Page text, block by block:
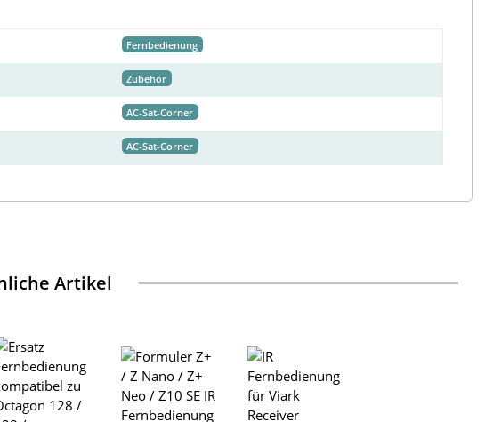
Fernbedienung
Zubehör
AC-Sat-Corner
AC-Sat-Corner
Artikel